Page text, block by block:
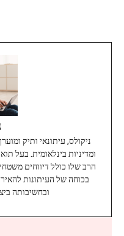
ומדיניות בינלאומית. בעל
הרב שלו כולל דיווחים
בכוחה של העיתונות
ובחשיבותה